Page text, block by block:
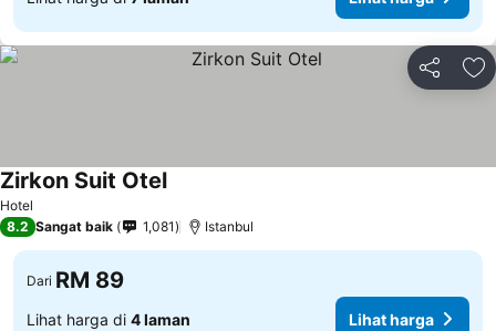
Kongsi
Hotel
Zirkon Suit Otel
8.2 Sangat baik 1,081 Istanbul
Dari RM 89
Lihat harga di 4 laman Lihat harga